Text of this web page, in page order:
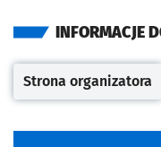
INFORMACJE
Otwiera
Strona organizatora